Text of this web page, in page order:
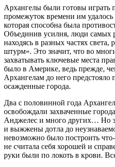
Архангелы были готовы играть
промежуток времени им
которая способна была
Объединив усилия, люди самых
находясь в разных частях
штурм». Это значит, что во
захватывать ключевые места
было в Америке, ведь прежде,
Архангелам до него предстояло
осажденные города.
Два с половинной года
освобождали захваченные
Анджелес и много других… Но
и выжжены дотла до
невозможно было построить
не считала себя хорошей и
руки были по локоть в крови.